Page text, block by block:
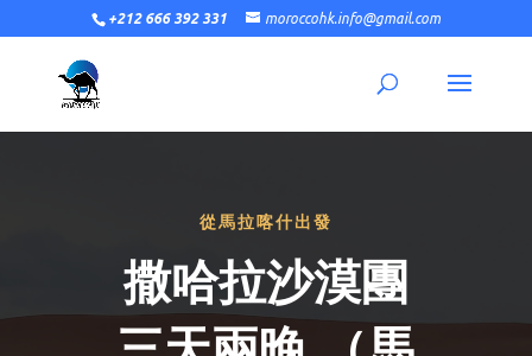
+212 666 392 331 moroccohk.info@gmail.com
從馬拉喀什出發
撒哈拉沙漠團